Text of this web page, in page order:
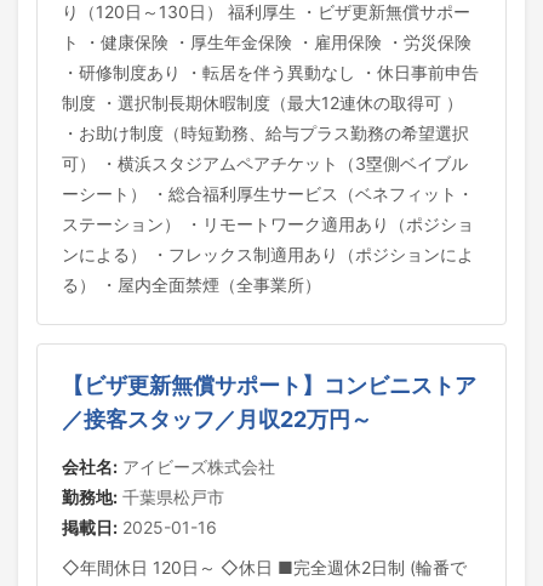
り（120日～130日） 福利厚生 ・ビザ更新無償サポー
ト ・健康保険 ・厚生年金保険 ・雇用保険 ・労災保険
・研修制度あり ・転居を伴う異動なし ・休日事前申告
制度 ・選択制長期休暇制度（最大12連休の取得可 ）
・お助け制度（時短勤務、給与プラス勤務の希望選択
可） ・横浜スタジアムペアチケット（3塁側ベイブル
ーシート） ・総合福利厚生サービス（ベネフィット・
ステーション） ・リモートワーク適用あり（ポジショ
ンによる） ・フレックス制適用あり（ポジションによ
る） ・屋内全面禁煙（全事業所）
【ビザ更新無償サポート】コンビニストア
／接客スタッフ／月収22万円～
会社名: アイビーズ株式会社
勤務地: 千葉県松戸市
掲載日: 2025-01-16
◇年間休日 120日～ ◇休日 ■完全週休2日制 (輪番で